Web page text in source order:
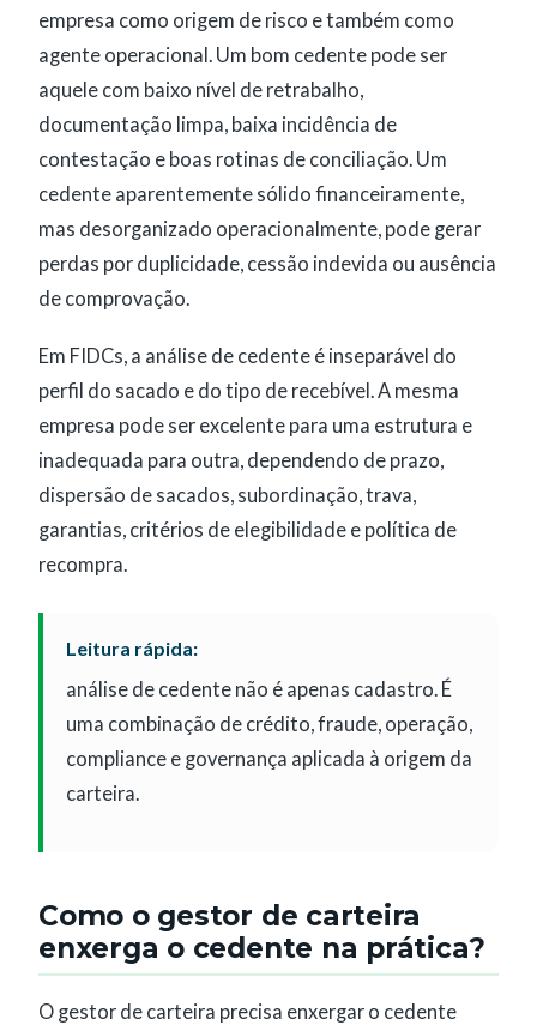
empresa como origem de risco e também como
agente operacional. Um bom cedente pode ser
aquele com baixo nível de retrabalho,
documentação limpa, baixa incidência de
contestação e boas rotinas de conciliação. Um
cedente aparentemente sólido financeiramente,
mas desorganizado operacionalmente, pode gerar
perdas por duplicidade, cessão indevida ou ausência
de comprovação.
Em FIDCs, a análise de cedente é inseparável do
perfil do sacado e do tipo de recebível. A mesma
empresa pode ser excelente para uma estrutura e
inadequada para outra, dependendo de prazo,
dispersão de sacados, subordinação, trava,
garantias, critérios de elegibilidade e política de
recompra.
Leitura rápida:
análise de cedente não é apenas cadastro. É
uma combinação de crédito, fraude, operação,
compliance e governança aplicada à origem da
carteira.
Como o gestor de carteira
enxerga o cedente na prática?
O gestor de carteira precisa enxergar o cedente